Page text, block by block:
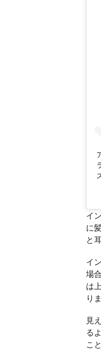
イ
に
と
イ
場
は
り
見
る
こ